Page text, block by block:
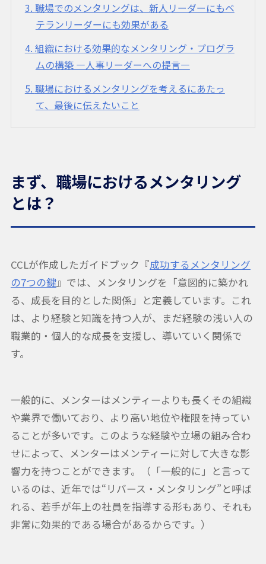
3 職場でのメンタリングは、新人リーダーにもベ
テランリーダーにも効果がある
4 組織における効果的なメンタリング・プログラ
ムの構築 —人事リーダーへの提言—
5 職場におけるメンタリングを考えるにあたっ
て、最後に伝えたいこと
まず、職場におけるメンタリング
とは？
CCLが作成したガイドブック『成功するメンタリング
の7つの鍵』では、メンタリングを「意図的に築かれ
る、成長を目的とした関係」と定義しています。これ
は、より経験と知識を持つ人が、まだ経験の浅い人の
職業的・個人的な成長を支援し、導いていく関係で
す。
一般的に、メンターはメンティーよりも長くその組織
や業界で働いており、より高い地位や権限を持ってい
ることが多いです。このような経験や立場の組み合わ
せによって、メンターはメンティーに対して大きな影
響力を持つことができます。（「一般的に」と言って
いるのは、近年では“リバース・メンタリング”と呼ば
れる、若手が年上の社員を指導する形もあり、それも
非常に効果的である場合があるからです。）